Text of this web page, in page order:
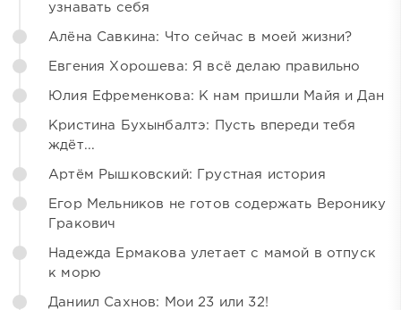
узнавать себя
Алёна Савкина: Что сейчас в моей жизни?
Евгения Хорошева: Я всё делаю правильно
Юлия Ефременкова: К нам пришли Майя и Дан
Кристина Бухынбалтэ: Пусть впереди тебя
ждёт...
Артём Рышковский: Грустная история
Егор Мельников не готов содержать Веронику
Гракович
Надежда Ермакова улетает с мамой в отпуск
к морю
Даниил Сахнов: Мои 23 или 32!